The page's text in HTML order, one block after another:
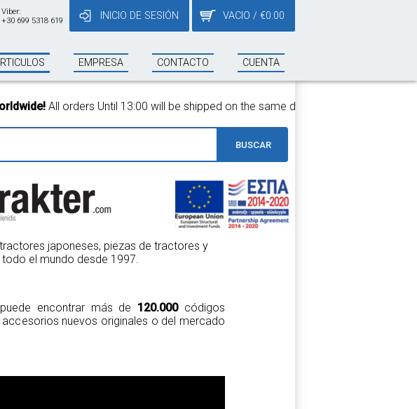
Viber:
+30 699 5318 619
INICIO DE SESIÓN VACIO / €0.00
EMPRESA CONTACTO CUENTA
be shipped on the same day!
BUSCAR
japoneses, piezas de tractores y
el mundo desde 1997.
encontrar más de 120.000códigos
nuevos originales o del mercado